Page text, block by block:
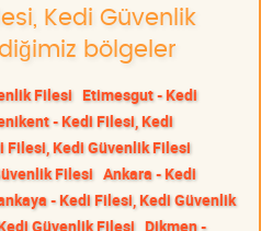
Kedi Güvenlik
bölgeler
Filesi Etimesgut - Kedi
- Kedi Filesi, Kedi
Filesi, Kedi Güvenlik Filesi
Filesi Ankara - Kedi
- Kedi Filesi, Kedi Güvenlik
Güvenlik Filesi Dikmen -